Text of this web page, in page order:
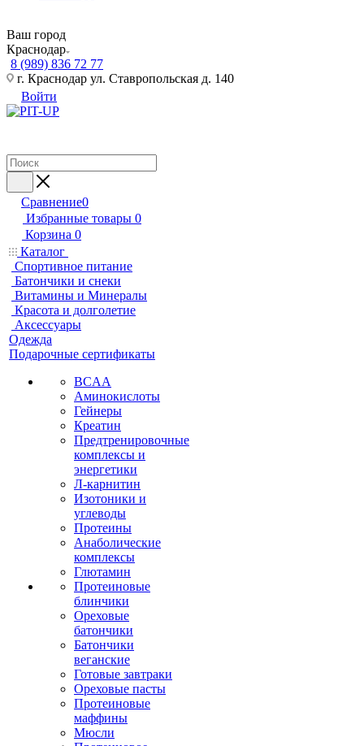
Ваш город
Краснодар
8 (989) 836 72 77
г. Краснодар ул. Ставропольская д. 140
Войти
Сравнение0
Избранные товары 0
Корзина 0
Каталог
Спортивное питание
Батончики и снеки
Витамины и Минералы
Красота и долголетие
Аксессуары
Одежда
Подарочные сертификаты
BCAA
Аминокислоты
Гейнеры
Креатин
Предтренировочные
комплексы и
энергетики
Л-карнитин
Изотоники и
углеводы
Протеины
Анаболические
комплексы
Глютамин
Протеиновые
блинчики
Ореховые
батончики
Батончики
веганские
Готовые завтраки
Ореховые пасты
Протеиновые
маффины
Мюсли